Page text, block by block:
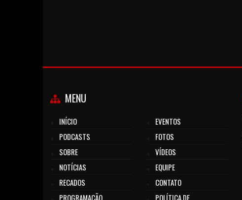
MENU
INÍCIO
PODCASTS
SOBRE
NOTÍCIAS
RECADOS
PROGRAMAÇÃO
EVENTOS
FOTOS
VÍDEOS
EQUIPE
CONTATO
POLÍTICA DE